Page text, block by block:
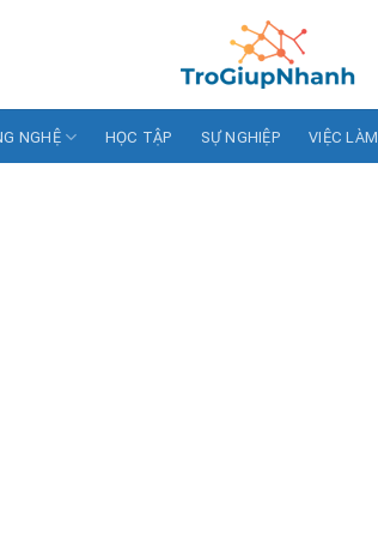
NGHỆ HỌC TẬP SỰ NGHIỆP VIỆC LÀM